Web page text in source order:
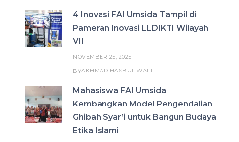
4 Inovasi FAI Umsida Tampil di
Pameran Inovasi LLDIKTI Wilayah
VII
NOVEMBER 25, 2025
BYAKHMAD HASBUL WAFI
Mahasiswa FAI Umsida
Kembangkan Model Pengendalian
Ghibah Syar’i untuk Bangun Budaya
Etika Islami